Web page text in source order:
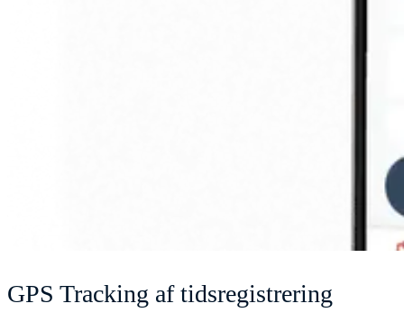
GPS Tracking af tidsregistrering